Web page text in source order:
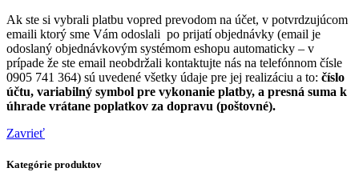
Ak ste si vybrali platbu vopred prevodom na účet, v potvrdzujúcom
emaili ktorý sme Vám odoslali po prijatí objednávky (email je
odoslaný objednávkovým systémom eshopu automaticky – v
prípade že ste email neobdržali kontaktujte nás na telefónnom čísle
0905 741 364) sú uvedené všetky údaje pre jej realizáciu a to: číslo
účtu, variabilný symbol pre vykonanie platby, a presná suma k
úhrade vrátane poplatkov za dopravu (poštovné).
Zavrieť
Kategórie produktov